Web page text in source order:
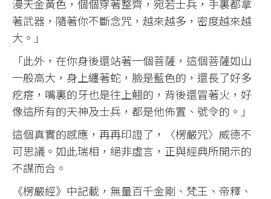
漫天金黃色，個個穿著整齊，宛若士兵，手裏都拿
著武器，隨著你不斷念咒，越來越多，密度越來越
大。」
「此外，在你身後還站著一個菩薩，這個菩薩如山
一般高大，身上纏著蛇，臉是藍色的，還長了好多
疙瘩，嘴裏的牙也是往上翹的，背後還冒著火，好
像這所有的天神及士兵，都是他佈置、號令的。」
這個真實的感應，再再印證了，〈楞嚴咒〉威德不
可思議。如此瑞相，絕非虛言，正與經典所開示的
不謀而合。
《楞嚴經》中記載，無量百千金剛、梵王、帝釋、